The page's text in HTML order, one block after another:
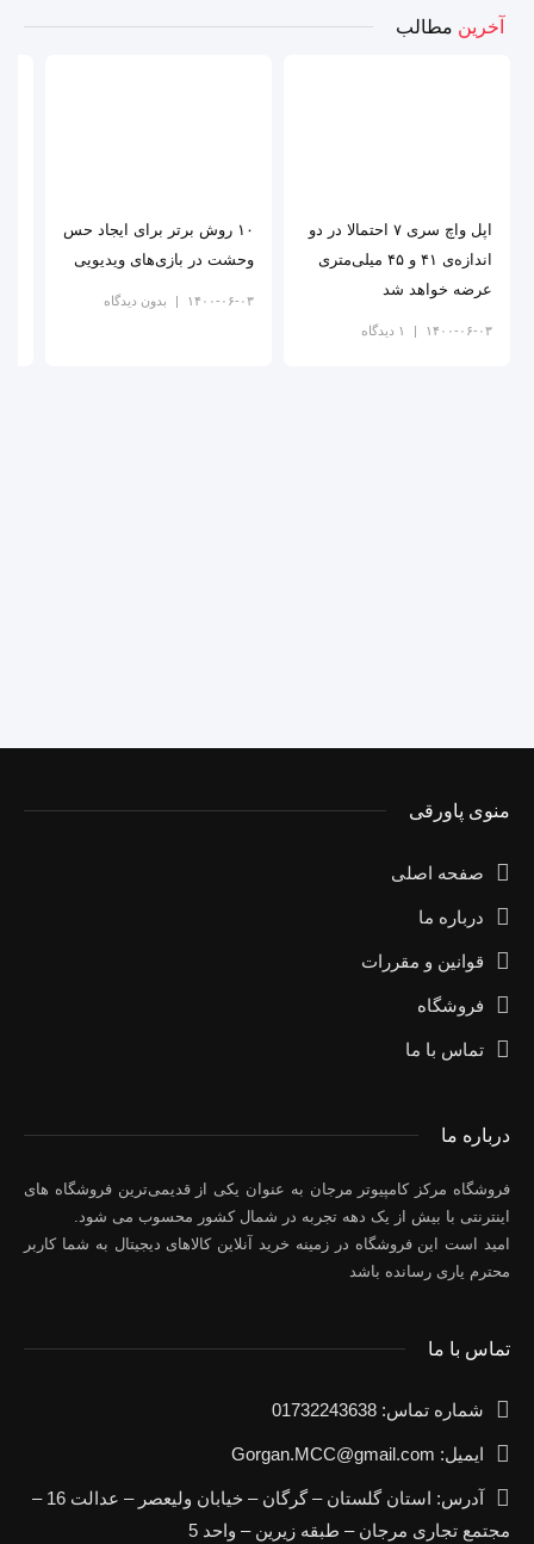
آخرین مطالب
اپل واچ سری ۷ احتمالا در دو
اندازه‌ی ۴۱ و ۴۵ میلی‌متری
عرضه خواهد شد
۱۴۰۰-۰۶-۰۳ ۱ دیدگاه
۱۰ روش برتر برای ایجاد حس
وحشت در بازی‌های ویدیویی
۱۴۰۰-۰۶-۰۳ بدون دیدگاه
منوی پاورقی
صفحه اصلی
درباره ما
قوانین و مقررات
فروشگاه
تماس با ما
درباره ما
فروشگاه مرکز کامپیوتر مرجان به عنوان یکی از قدیمی‌ترین فروشگاه های
اینترنتی با بیش از یک دهه تجربه در شمال کشور محسوب می شود.
امید است این فروشگاه در زمینه خرید آنلاین کالاهای دیجیتال به شما کاربر
محترم یاری رسانده باشد
تماس با ما
شماره تماس: 01732243638
ایمیل: Gorgan.MCC@gmail.com
آدرس: استان گلستان – گرگان – خیابان ولیعصر – عدالت 16 –
مجتمع تجاری مرجان – طبقه زیرین – واحد 5